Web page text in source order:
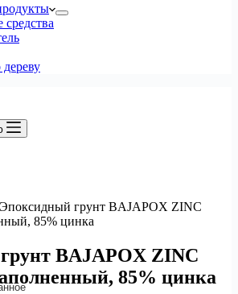
Эпоксидный грунт BAJAPOX ZINC
85% цинка
BAJAPOX ZINC
85% цинка